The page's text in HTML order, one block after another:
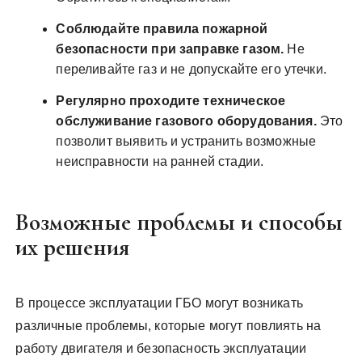
Соблюдайте правила пожарной
безопасности при заправке газом. Не
переливайте газ и не допускайте его утечки.
Регулярно проходите техническое
обслуживание газового оборудования.Это
позволит выявить и устранить возможные
неисправности на ранней стадии.
Возможные проблемы и способы
их решения
В процессе эксплуатации ГБО могут возникать
различные проблемы, которые могут повлиять на
работу двигателя и безопасность эксплуатации